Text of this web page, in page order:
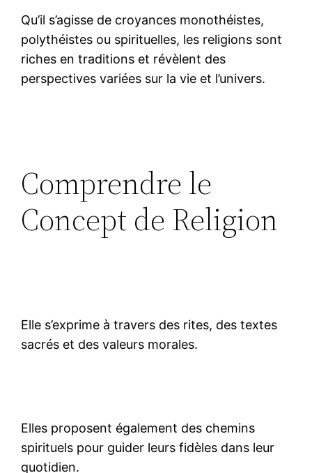
Qu’il s’agisse de croyances monothéistes,
polythéistes ou spirituelles, les religions sont
riches en traditions et révèlent des
perspectives variées sur la vie et l’univers.
Comprendre le
Concept de Religion
Elle s’exprime à travers des rites, des textes
sacrés et des valeurs morales.
Elles proposent également des chemins
spirituels pour guider leurs fidèles dans leur
quotidien.